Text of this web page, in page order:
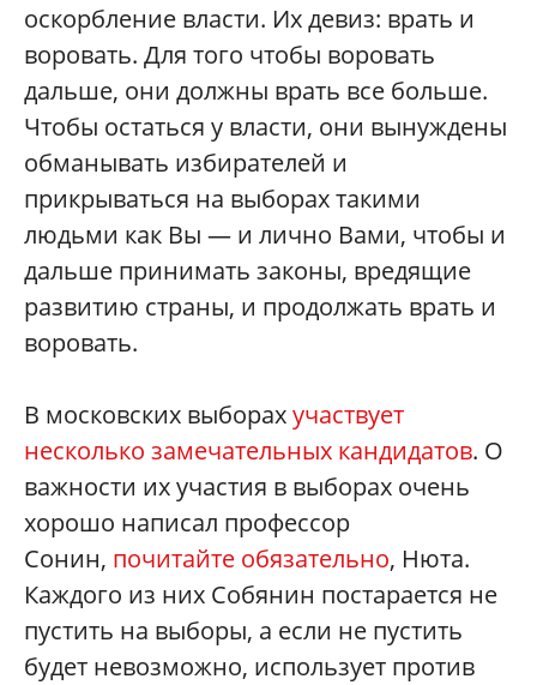
оскорбление власти. Их девиз: врать и
воровать. Для того чтобы воровать
дальше, они должны врать все больше.
Чтобы остаться у власти, они вынуждены
обманывать избирателей и
прикрываться на выборах такими
людьми как Вы — и лично Вами, чтобы и
дальше принимать законы, вредящие
развитию страны, и продолжать врать и
воровать.
В московских выборахучаствует
несколько замечательных кандидатов. О
важности их участия в выборах очень
хорошо написал профессор
Сонин, почитайте обязательно, Нюта.
Каждого из них Собянин постарается не
пустить на выборы, а если не пустить
будет невозможно, использует против